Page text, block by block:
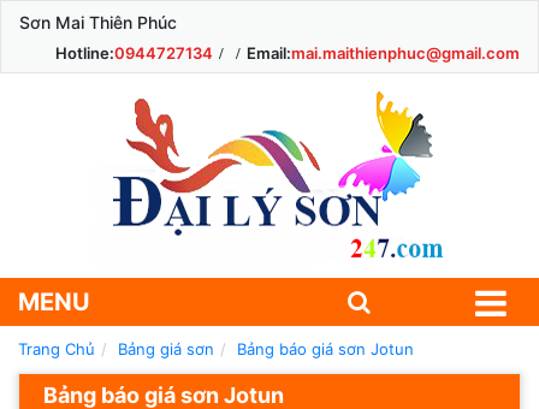
Sơn Mai Thiên Phúc
Hotline:0944727134 Email:mai.maithienphuc@gmail.com
MENU
Trang Chủ Bảng giá sơn Bảng báo giá sơn Jotun
Bảng báo giá sơn Jotun